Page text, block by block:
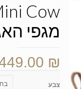
מגפי
₪
צבע